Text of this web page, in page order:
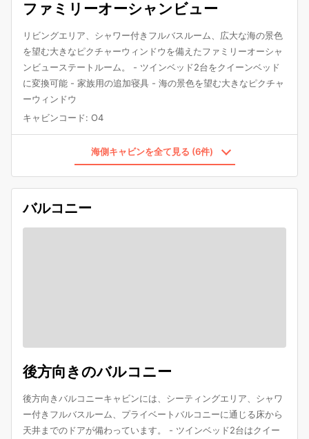
ファミリーオーシャンビュー
リビングエリア、シャワー付きフルバスルーム、広大な海の景色
を望む大きなピクチャーウィンドウを備えたファミリーオーシャ
ンビューステートルーム。 - ツインベッド2台をクイーンベッド
に変換可能 - 家族用の追加寝具 - 海の景色を望む大きなピクチャ
ーウィンドウ
キャビンコード: O4
海側キャビンを全て見る (6件)
バルコニー
後方向きのバルコニー
後方向きバルコニーキャビンには、シーティングエリア、シャワ
ー付きフルバスルーム、プライベートバルコニーに通じる床から
天井までのドアが備わっています。 - ツインベッド2台はクイー